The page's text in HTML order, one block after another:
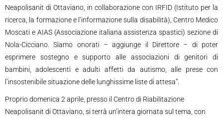
Neapolisanit di Ottaviano, in collaborazione con IRFID (Istituto per la
ricerca, la formazione e l’informazione sulla disabilità), Centro Medico
Moscati e AIAS (Associazione italiana assistenza spastici) sezione di
Nola-Cicciano. Siamo onorati – aggiunge il Direttore – di poter
esprimere sostegno e supporto alle associazioni di genitori di
bambini, adolescenti e adulti affetti da autismo, alle prese con
l’insostenibile situazione delle lunghissime liste di attesa”.
Proprio domenica 2 aprile, presso il Centro di Riabilitazione
Neapolisanit di Ottaviano, si terrà un’intera giornata sul tema, con